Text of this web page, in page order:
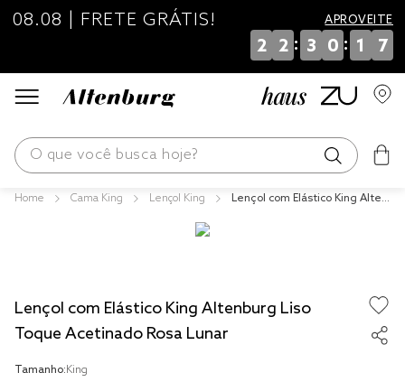
08.08 | FRETE GRÁTIS! APROVEITE
2 2 : 3 0 : 1 7
O que você busca hoje?
Cama King Lençol King
Lençol com Elástico King Alten
Lençol com Elástico King Altenburg Liso
Toque Acetinado Rosa Lunar
Tamanho:King
fronha
jogos cama
travesseiro